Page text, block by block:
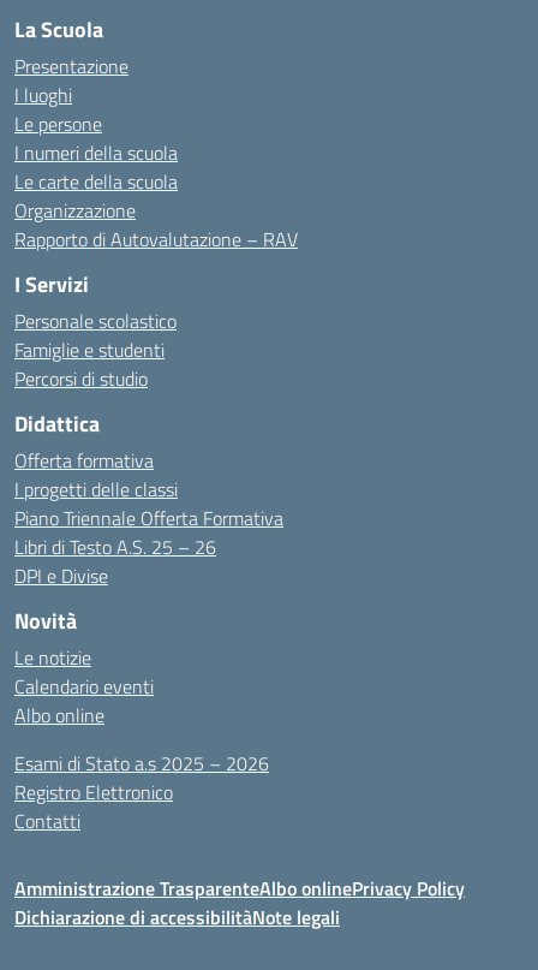
La Scuola
Presentazione
I luoghi
Le persone
I numeri della scuola
Le carte della scuola
Organizzazione
Rapporto di Autovalutazione – RAV
I Servizi
Personale scolastico
Famiglie e studenti
Percorsi di studio
Didattica
Offerta formativa
I progetti delle classi
Piano Triennale Offerta Formativa
Libri di Testo A.S. 25 – 26
DPI e Divise
Novità
Le notizie
Calendario eventi
Albo online
Esami di Stato a.s 2025 – 2026
Registro Elettronico
Contatti
Amministrazione TrasparenteAlbo onlinePrivacy Policy
Dichiarazione di accessibilitàNote legali